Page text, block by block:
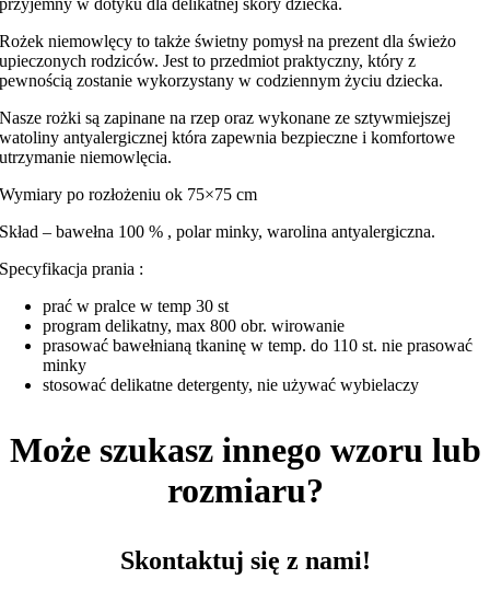
Rożek niemowlęcy to także świetny pomysł na prezent dla świeżo
upieczonych rodziców. Jest to przedmiot praktyczny, który z
pewnością zostanie wykorzystany w codziennym życiu dziecka.
Nasze rożki są zapinane na rzep oraz wykonane ze sztywmiejszej
watoliny antyalergicznej która zapewnia bezpieczne i komfortowe
utrzymanie niemowlęcia.
Wymiary po rozłożeniu ok 75×75 cm
Skład – bawełna 100 % , polar minky, warolina antyalergiczna.
Specyfikacja prania :
prać w pralce w temp 30 st
program delikatny, max 800 obr. wirowanie
prasować bawełnianą tkaninę w temp. do 110 st. nie prasować
minky
stosować delikatne detergenty, nie używać wybielaczy
Może szukasz innego wzoru lub
rozmiaru?
Skontaktuj się z nami!